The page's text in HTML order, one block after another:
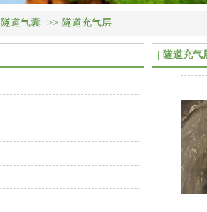
隧道气囊 >> 隧道充气层
隧道充气